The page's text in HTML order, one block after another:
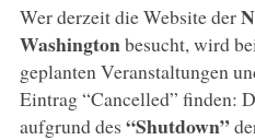
Wer derzeit die Website der
Washingtonbesucht, wird
geplanten Veranstaltungen
Eintrag “Cancelled” finden:
aufgrund des “Shutdown”